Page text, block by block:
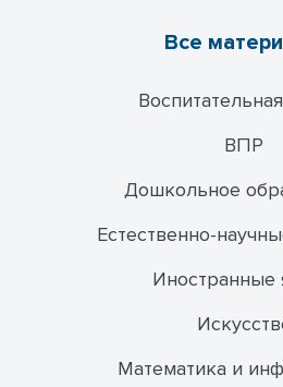
Все
ВПР
Дошкольное
Естественно-
Иностранные
Математика и